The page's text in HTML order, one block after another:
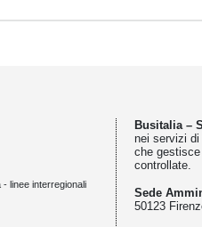
linee interregionali
Busitalia –
nei servizi di
che
controllate.
Sede
50123